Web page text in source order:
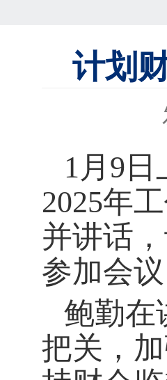
计划
1月9
2025年
并讲话
参加会议
鲍勤在
把关，